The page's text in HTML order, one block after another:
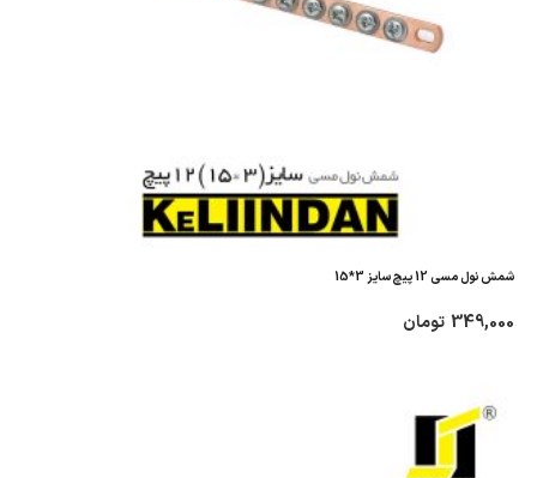
شمش نول مسی 12 پیچ سایز 3*15
349,000 تومان